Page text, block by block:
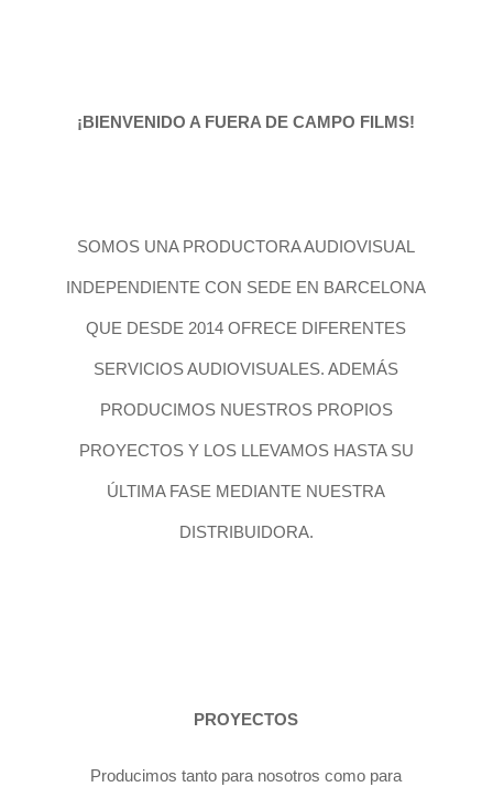
¡BIENVENIDO A FUERA DE CAMPO FILMS!
SOMOS UNA PRODUCTORA AUDIOVISUAL
INDEPENDIENTE CON SEDE EN BARCELONA
QUE DESDE 2014 OFRECE DIFERENTES
SERVICIOS AUDIOVISUALES. ADEMÁS
PRODUCIMOS NUESTROS PROPIOS
PROYECTOS Y LOS LLEVAMOS HASTA SU
ÚLTIMA FASE MEDIANTE NUESTRA
DISTRIBUIDORA.
PROYECTOS
Producimos tanto para nosotros como para